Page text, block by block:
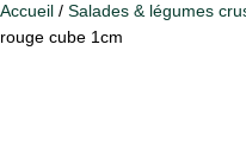
Accueil / Salades & légumes
rouge cube 1cm